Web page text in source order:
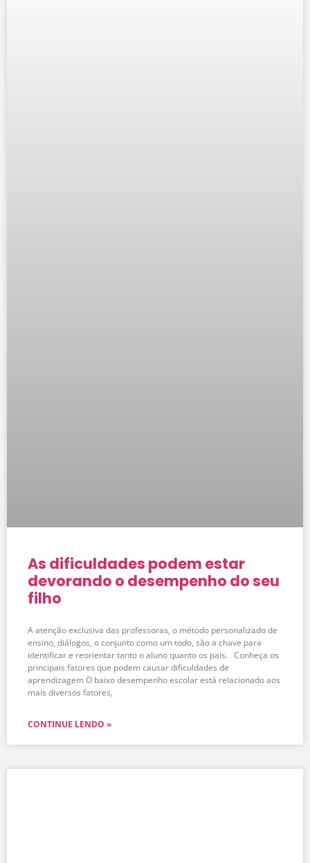
As dificuldades podem estar
devorando o desempenho do seu
filho
A atenção exclusiva das professoras, o método personalizado de
ensino, diálogos, o conjunto como um todo, são a chave para
identificar e reorientar tanto o aluno quanto os pais. Conheça os
principais fatores que podem causar dificuldades de
aprendizagem O baixo desempenho escolar está relacionado aos
mais diversos fatores,
CONTINUE LENDO »